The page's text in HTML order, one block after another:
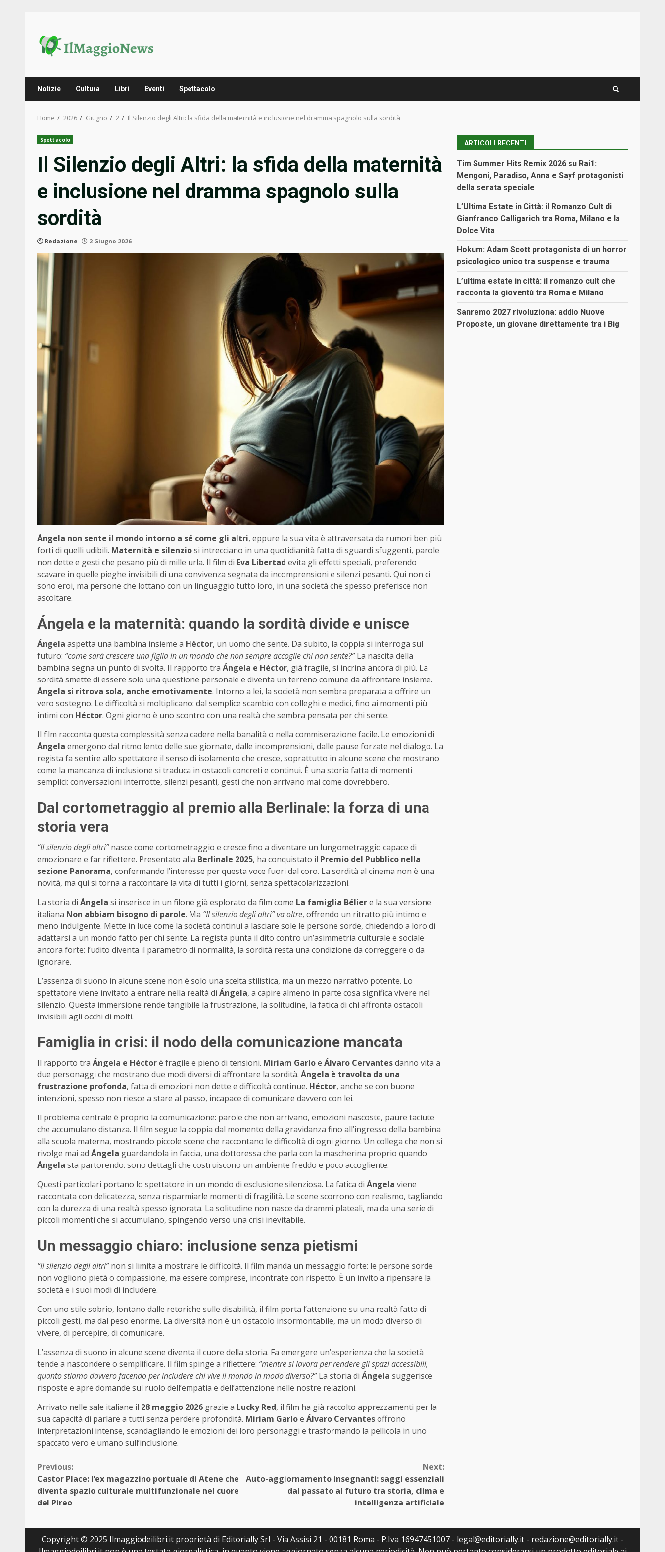
content
Notizie Cultura Libri Eventi Spettacolo
Home 2026 Giugno 2 Il Silenzio degli Altri: la sfida della maternità e inclusione nel dramma spagnolo sulla sordità
Spettacolo
Il Silenzio degli Altri: la sfida della maternità
e inclusione nel dramma spagnolo sulla
sordità
Redazione 2 Giugno 2026
Ángela non sente il mondo intorno a sé come gli altri, eppure la sua vita è attraversata da rumori ben più
forti di quelli udibili. Maternità e silenziosi intrecciano in una quotidianità fatta di sguardi sfuggenti, parole
non dette e gesti che pesano più di mille urla. Il film di Eva Libertad evita gli effetti speciali, preferendo
scavare in quelle pieghe invisibili di una convivenza segnata da incomprensioni e silenzi pesanti. Qui non ci
sono eroi, ma persone che lottano con un linguaggio tutto loro, in una società che spesso preferisce non
ascoltare.
Ángela e la maternità: quando la sordità divide e unisce
Ángela aspetta una bambina insieme a Héctor, un uomo che sente. Da subito, la coppia si interroga sul
futuro: “come sarà crescere una figlia in un mondo che non sempre accoglie chi non sente?”La nascita della
bambina segna un punto di svolta. Il rapporto tra Ángela e Héctor, già fragile, si incrina ancora di più. La
sordità smette di essere solo una questione personale e diventa un terreno comune da affrontare insieme.
Ángela si ritrova sola, anche emotivamente. Intorno a lei, la società non sembra preparata a offrire un
vero sostegno. Le difficoltà si moltiplicano: dal semplice scambio con colleghi e medici, fino ai momenti più
intimi con Héctor. Ogni giorno è uno scontro con una realtà che sembra pensata per chi sente.
Il film racconta questa complessità senza cadere nella banalità o nella commiserazione facile. Le emozioni di
Ángela emergono dal ritmo lento delle sue giornate, dalle incomprensioni, dalle pause forzate nel dialogo. La
regista fa sentire allo spettatore il senso di isolamento che cresce, soprattutto in alcune scene che mostrano
come la mancanza di inclusione si traduca in ostacoli concreti e continui. È una storia fatta di momenti
semplici: conversazioni interrotte, silenzi pesanti, gesti che non arrivano mai come dovrebbero.
Dal cortometraggio al premio alla Berlinale: la forza di una
storia vera
“Il silenzio degli altri”nasce come cortometraggio e cresce fino a diventare un lungometraggio capace di
emozionare e far riflettere. Presentato alla Berlinale 2025, ha conquistato il Premio del Pubblico nella
sezione Panorama, confermando l’interesse per questa voce fuori dal coro. La sordità al cinema non è una
novità, ma qui si torna a raccontare la vita di tutti i giorni, senza spettacolarizzazioni.
La storia di Ángela si inserisce in un filone già esplorato da film come La famiglia Béliere la sua versione
italiana Non abbiam bisogno di parole. Ma “Il silenzio degli altri” va oltre, offrendo un ritratto più intimo e
meno indulgente. Mette in luce come la società continui a lasciare sole le persone sorde, chiedendo a loro di
adattarsi a un mondo fatto per chi sente. La regista punta il dito contro un’asimmetria culturale e sociale
ancora forte: l’udito diventa il parametro di normalità, la sordità resta una condizione da correggere o da
ignorare.
L’assenza di suono in alcune scene non è solo una scelta stilistica, ma un mezzo narrativo potente. Lo
spettatore viene invitato a entrare nella realtà di Ángela, a capire almeno in parte cosa significa vivere nel
silenzio. Questa immersione rende tangibile la frustrazione, la solitudine, la fatica di chi affronta ostacoli
invisibili agli occhi di molti.
Famiglia in crisi: il nodo della comunicazione mancata
Il rapporto tra Ángela e Héctorè fragile e pieno di tensioni. Miriam Garloe Álvaro Cervantesdanno vita a
due personaggi che mostrano due modi diversi di affrontare la sordità. Ángela è travolta da una
frustrazione profonda, fatta di emozioni non dette e difficoltà continue. Héctor, anche se con buone
intenzioni, spesso non riesce a stare al passo, incapace di comunicare davvero con lei.
Il problema centrale è proprio la comunicazione: parole che non arrivano, emozioni nascoste, paure taciute
che accumulano distanza. Il film segue la coppia dal momento della gravidanza fino all’ingresso della bambina
alla scuola materna, mostrando piccole scene che raccontano le difficoltà di ogni giorno. Un collega che non si
rivolge mai ad Ángela guardandola in faccia, una dottoressa che parla con la mascherina proprio quando
Ángela sta partorendo: sono dettagli che costruiscono un ambiente freddo e poco accogliente.
Questi particolari portano lo spettatore in un mondo di esclusione silenziosa. La fatica di Ángela viene
raccontata con delicatezza, senza risparmiarle momenti di fragilità. Le scene scorrono con realismo, tagliando
con la durezza di una realtà spesso ignorata. La solitudine non nasce da drammi plateali, ma da una serie di
piccoli momenti che si accumulano, spingendo verso una crisi inevitabile.
Un messaggio chiaro: inclusione senza pietismi
“Il silenzio degli altri”non si limita a mostrare le difficoltà. Il film manda un messaggio forte: le persone sorde
non vogliono pietà o compassione, ma essere comprese, incontrate con rispetto. È un invito a ripensare la
società e i suoi modi di includere.
Con uno stile sobrio, lontano dalle retoriche sulle disabilità, il film porta l’attenzione su una realtà fatta di
piccoli gesti, ma dal peso enorme. La diversità non è un ostacolo insormontabile, ma un modo diverso di
vivere, di percepire, di comunicare.
L’assenza di suono in alcune scene diventa il cuore della storia. Fa emergere un’esperienza che la società
tende a nascondere o semplificare. Il film spinge a riflettere: “mentre si lavora per rendere gli spazi accessibili,
quanto stiamo davvero facendo per includere chi vive il mondo in modo diverso?”La storia di Ángela suggerisce
risposte e apre domande sul ruolo dell’empatia e dell’attenzione nelle nostre relazioni.
Arrivato nelle sale italiane il 28 maggio 2026 grazie a Lucky Red, il film ha già raccolto apprezzamenti per la
sua capacità di parlare a tutti senza perdere profondità. Miriam Garloe Álvaro Cervantesoffrono
interpretazioni intense, scandagliando le emozioni dei loro personaggi e trasformando la pellicola in uno
spaccato vero e umano sull’inclusione.
Continue
Reading
Previous:
Castor Place: l’ex magazzino portuale di Atene che
diventa spazio culturale multifunzionale nel cuore
del Pireo
Next:
Auto-aggiornamento insegnanti: saggi essenziali
dal passato al futuro tra storia, clima e
intelligenza artificiale
ARTICOLI RECENTI
Tim Summer Hits Remix 2026 su Rai1:
Mengoni, Paradiso, Anna e Sayf protagonisti
della serata speciale
L’Ultima Estate in Città: il Romanzo Cult di
Gianfranco Calligarich tra Roma, Milano e la
Dolce Vita
Hokum: Adam Scott protagonista di un horror
psicologico unico tra suspense e trauma
L’ultima estate in città: il romanzo cult che
racconta la gioventù tra Roma e Milano
Sanremo 2027 rivoluziona: addio Nuove
Proposte, un giovane direttamente tra i Big
Copyright © 2025 Ilmaggiodeilibri.it proprietà di Editorially Srl - Via Assisi 21 - 00181 Roma - P.Iva 16947451007 - legal@editorially.it - redazione@editorially.it -